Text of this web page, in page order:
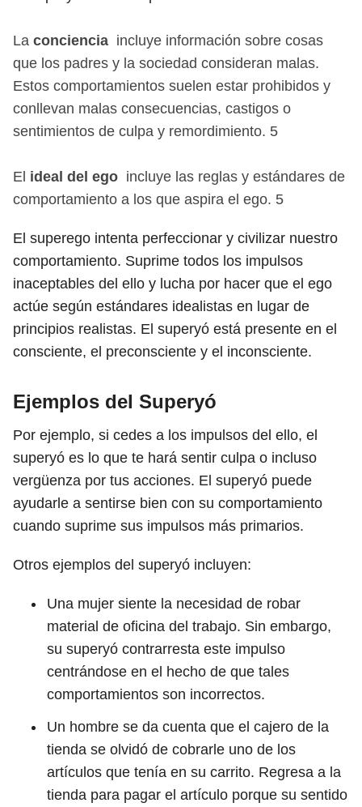
La conciencia incluye información sobre cosas
que los padres y la sociedad consideran malas.
Estos comportamientos suelen estar prohibidos y
conllevan malas consecuencias, castigos o
sentimientos de culpa y remordimiento. 5
El ideal del ego incluye las reglas y estándares de
comportamiento a los que aspira el ego. 5
El superego intenta perfeccionar y civilizar nuestro
comportamiento. Suprime todos los impulsos
inaceptables del ello y lucha por hacer que el ego
actúe según estándares idealistas en lugar de
principios realistas. El superyó está presente en el
consciente, el preconsciente y el inconsciente.
Ejemplos del Superyó
Por ejemplo, si cedes a los impulsos del ello, el
superyó es lo que te hará sentir culpa o incluso
vergüenza por tus acciones. El superyó puede
ayudarle a sentirse bien con su comportamiento
cuando suprime sus impulsos más primarios.
Otros ejemplos del superyó incluyen:
Una mujer siente la necesidad de robar
material de oficina del trabajo. Sin embargo,
su superyó contrarresta este impulso
centrándose en el hecho de que tales
comportamientos son incorrectos.
Un hombre se da cuenta que el cajero de la
tienda se olvidó de cobrarle uno de los
artículos que tenía en su carrito. Regresa a la
tienda para pagar el artículo porque su sentido